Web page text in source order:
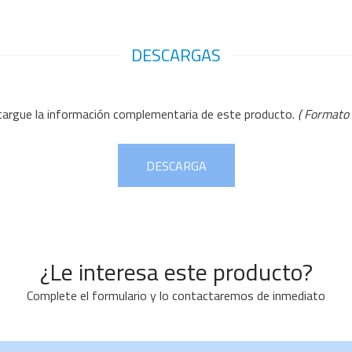
DESCARGAS
la información complementaria de este producto. ( Formato
DESCARGA
¿Le interesa este producto?
Complete el formulario y lo contactaremos de inmediato